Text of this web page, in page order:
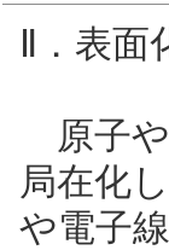
Ⅱ．表
原子や
局在化
や電子